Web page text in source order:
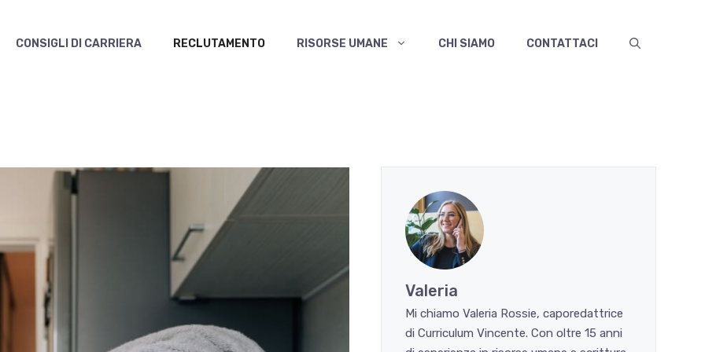
CONSIGLI DI CARRIERA RECLUTAMENTO RISORSE UMANE CHI SIAMO CONTATTACI
Valeria
Mi chiamo Valeria Rossie, caporedattrice
di Curriculum Vincente. Con oltre 15 anni